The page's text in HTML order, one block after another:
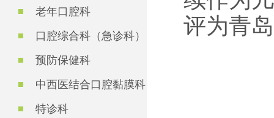
老年口腔科
口腔综合科（急诊科）
预防保健科
中西医结合口腔黏膜科
特诊科
评为青